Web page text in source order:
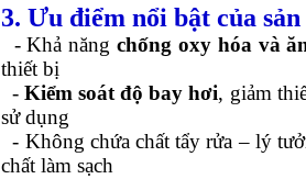
3. Ưu điểm nổi bật của
-Khả năngchống oxy hóa và
thiết bị
-Kiểm soát độ bay hơi, giảm
sử dụng
- Không chứa chất tẩy rửa – lý
chất làm sạch